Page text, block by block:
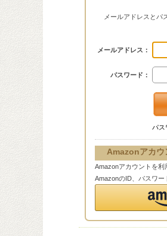
メールアドレスとパ
メールアドレス：
パスワード：
パス
Amazonアカウ
Amazonアカウントを利
AmazonのID、パスワー